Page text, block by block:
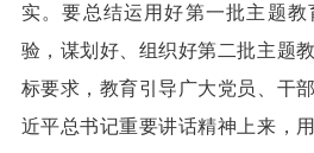
实。要总结运用好第一批主题
验，谋划好、组织好第二批主题
标要求，教育引导广大党员、干
近平总书记重要讲话精神上来，